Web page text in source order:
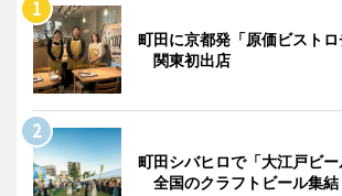
町田に京都発「原価ビストロ
関東初出店
町田シバヒロで「大江戸ビ
全国のクラフトビール集結